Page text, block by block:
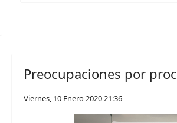
Preocupaciones por
Viernes, 10 Enero 2020 21:36